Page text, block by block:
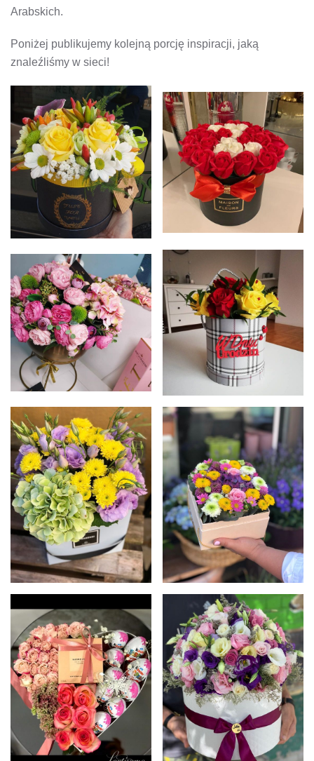
Arabskich.
Poniżej publikujemy kolejną porcję inspiracji, jaką
znaleźliśmy w sieci!